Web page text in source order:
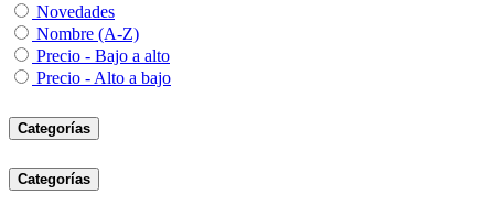
Novedades
Nombre (A-Z)
Precio - Bajo a alto
Precio - Alto a bajo
Categorías
Categorías